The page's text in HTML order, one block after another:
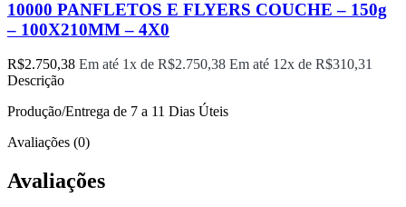
10000 PANFLETOS E FLYERS COUCHE – 150g
– 100X210MM – 4X0
R$2.750,38 Em até 1x de R$2.750,38 Em até 12x de R$310,31
Descrição
Produção/Entrega de 7 a 11 Dias Úteis
Avaliações (0)
Avaliações